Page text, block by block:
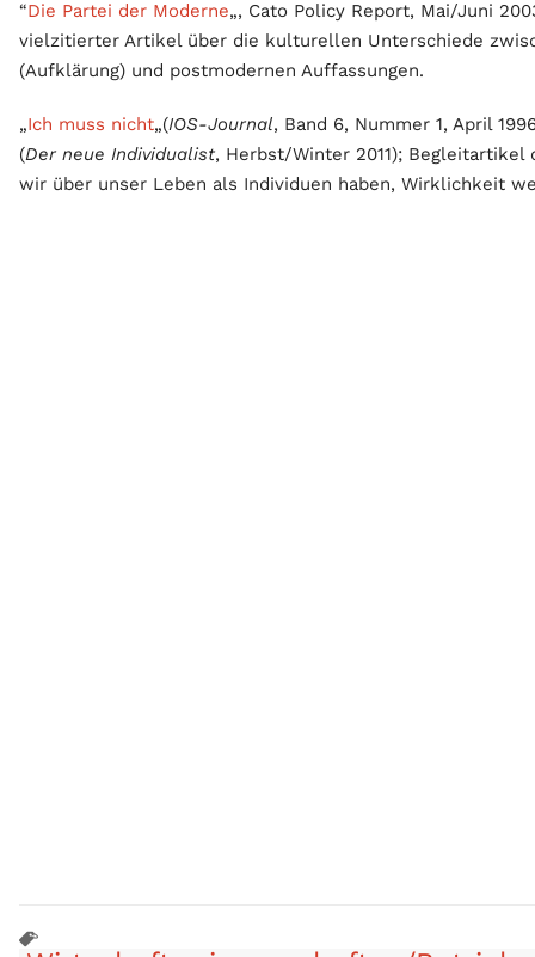
“Die Partei der Moderne„, Cato Policy Report, Mai/Juni
vielzitierter Artikel über die kulturellen Unterschiede
(Aufklärung) und postmodernen Auffassungen.
„Ich muss nicht„(IOS-Journal, Band 6, Nummer 1, April
(Der neue Individualist, Herbst/Winter 2011);
wir über unser Leben als Individuen haben, Wirklichkeit